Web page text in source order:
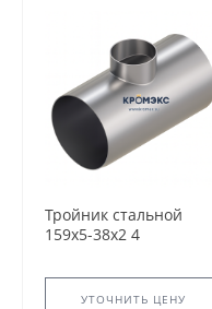
Тройник стальной
159x5-38х2 4
5.903-13 переходный
сварнойУТОЧНИТЬ ЦЕНУ